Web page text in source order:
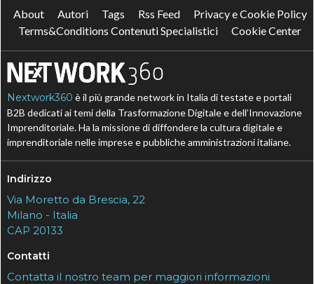
About Autori Tags Rss Feed
Privacy e Cookie Policy
Terms&Conditions Contenuti Specialistici
Cookie Center
Nextwork360 è il più grande network in Italia di testate e portali
B2B dedicati ai temi della Trasformazione Digitale e dell’Innovazione
Imprenditoriale. Ha la missione di diffondere la cultura digitale e
imprenditoriale nelle imprese e pubbliche amministrazioni italiane.
Indirizzo
Via Moretto da Brescia, 22
Milano - Italia
CAP 20133
Contatti
Contatta il nostro team per maggiori informazioni